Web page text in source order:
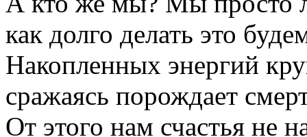
как долго делать это
Накопленных энергий
сражаясь порождает
От этого нам счастья не